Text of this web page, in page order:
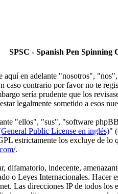
SPSC - Spanish Pen Spinning
en adelante "nosotros",
caso contrario por favor no te
sería prudente que los
legalmente sometido a esos
"ellos", "sus", "software
Public License en inglés)"
estrictamente los excluye de
.
indecente,
o Leyes Internacionales. Hacer
Las direcciones IP de todos los